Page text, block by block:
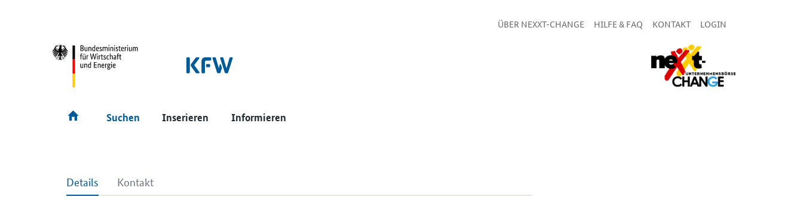
ÜBER NEXXT-CHANGE HILFE & FAQ KONTAKT LOGIN
Suchen Inserieren Informieren
Details Kontakt